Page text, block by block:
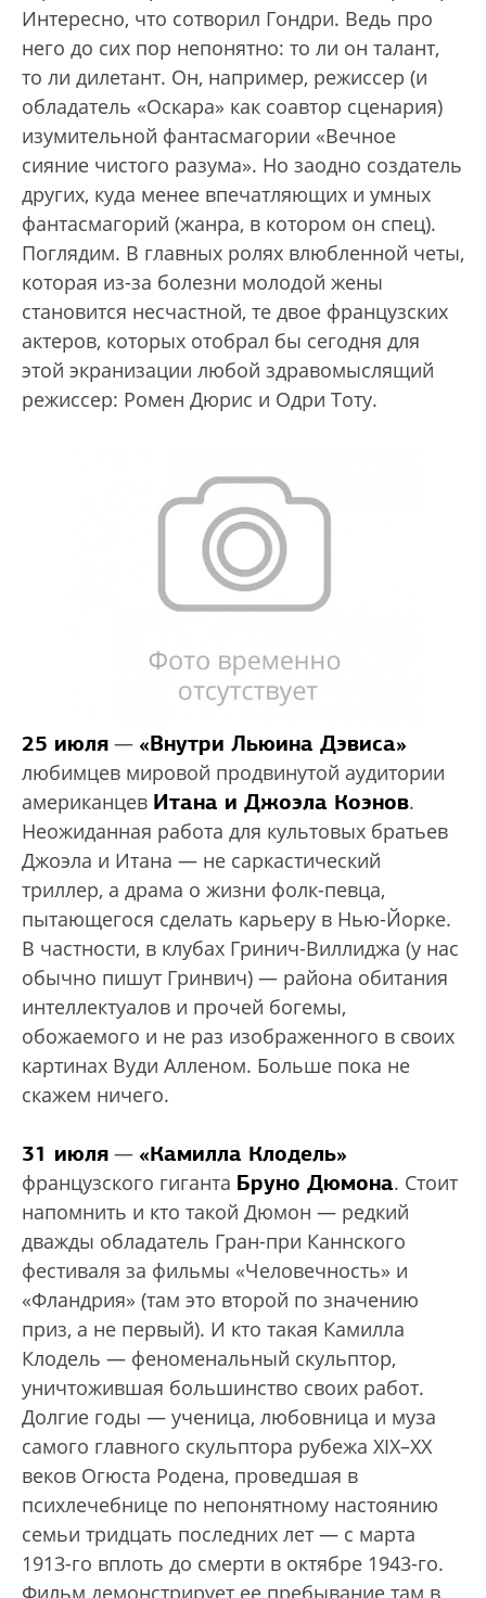
Интересно, что сотворил Гондри. Ведь про
него до сих пор непонятно: то ли он талант,
то ли дилетант. Он, например, режиссер (и
обладатель «Оскара» как соавтор сценария)
изумительной фантасмагории «Вечное
сияние чистого разума». Но заодно создатель
других, куда менее впечатляющих и умных
фантасмагорий (жанра, в котором он спец).
Поглядим. В главных ролях влюбленной четы,
которая из-за болезни молодой жены
становится несчастной, те двое французских
актеров, которых отобрал бы сегодня для
этой экранизации любой здравомыслящий
режиссер: Ромен Дюрис и Одри Тоту.
25 июля — «Внутри Льюина Дэвиса»
любимцев мировой продвинутой аудитории
американцев Итана и Джоэла Коэнов.
Неожиданная работа для культовых братьев
Джоэла и Итана — не саркастический
триллер, а драма о жизни фолк-певца,
пытающегося сделать карьеру в Нью-Йорке.
В частности, в клубах Гринич-Виллиджа (у нас
обычно пишут Гринвич) — района обитания
интеллектуалов и прочей богемы,
обожаемого и не раз изображенного в своих
картинах Вуди Алленом. Больше пока не
скажем ничего.
31 июля — «Камилла Клодель»
французского гиганта Бруно Дюмона. Стоит
напомнить и кто такой Дюмон — редкий
дважды обладатель Гран-при Каннского
фестиваля за фильмы «Человечность» и
«Фландрия» (там это второй по значению
приз, а не первый). И кто такая Камилла
Клодель — феноменальный скульптор,
уничтожившая большинство своих работ.
Долгие годы — ученица, любовница и муза
самого главного скульптора рубежа XIX–XX
веков Огюста Родена, проведшая в
психлечебнице по непонятному настоянию
семьи тридцать последних лет — с марта
1913-го вплоть до смерти в октябре 1943-го.
Фильм демонстрирует ее пребывание там в